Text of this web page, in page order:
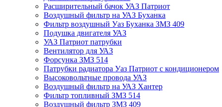
Расширительный бачок УАЗ Патриот
Воздушный фильтр на УАЗ Буханка
Фильтр воздушный Уаз Буханка ЗМЗ 409
Подушка двигателя УАЗ
УАЗ Патриот патрубки
Вентилятор для УАЗ
Форсунка ЗМЗ 514
Патрубки радиатора Уаз Патриот с кондиционером
Высоковольтные провода УАЗ
Воздушный фильтр на УАЗ Хантер
Фильтр топливный ЗМЗ 514
Воздушный фильтр ЗМЗ 409